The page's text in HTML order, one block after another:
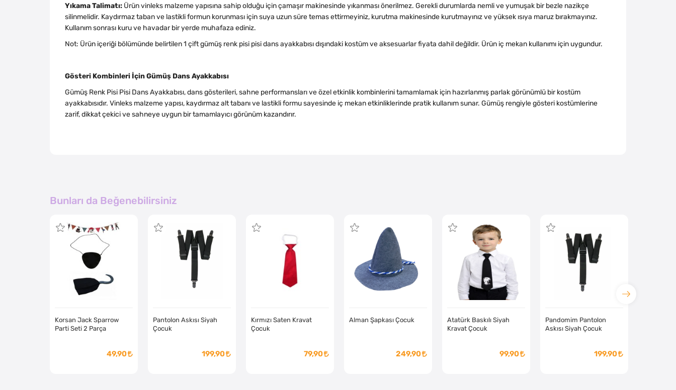
Yıkama Talimatı: Ürün vinleks malzeme yapısına sahip olduğu için çamaşır makinesinde yıkanması önerilmez. Gerekli durumlarda nemli ve yumuşak bir bezle nazikçe
silinmelidir. Kaydırmaz taban ve lastikli formun korunması için suya uzun süre temas ettirmeyiniz, kurutma makinesinde kurutmayınız ve yüksek ısıya maruz bırakmayınız.
Kullanım sonrası kuru ve havadar bir yerde muhafaza ediniz.
Not: Ürün içeriği bölümünde belirtilen 1 çift gümüş renk pisi pisi dans ayakkabısı dışındaki kostüm ve aksesuarlar fiyata dahil değildir. Ürün iç mekan kullanımı için uygundur.
Gösteri Kombinleri İçin Gümüş Dans Ayakkabısı
Gümüş Renk Pisi Pisi Dans Ayakkabısı, dans gösterileri, sahne performansları ve özel etkinlik kombinlerini tamamlamak için hazırlanmış parlak görünümlü bir kostüm
ayakkabısıdır. Vinleks malzeme yapısı, kaydırmaz alt tabanı ve lastikli formu sayesinde iç mekan etkinliklerinde pratik kullanım sunar. Gümüş rengiyle gösteri kostümlerine
zarif, dikkat çekici ve sahneye uygun bir tamamlayıcı görünüm kazandırır.
Bunları da Beğenebilirsiniz
Korsan Jack Sparrow
Parti Seti 2 Parça
49,90
Pantolon Askısı Siyah
Çocuk
199,90
Kırmızı Saten Kravat
Çocuk
79,90
Alman Şapkası Çocuk
249,90
Atatürk Baskılı Siyah
Kravat Çocuk
99,90
Pandomim Pantolon
Askısı Siyah Çocuk
199,90